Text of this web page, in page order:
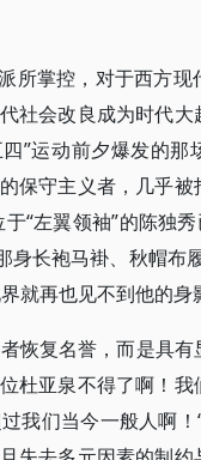
所掌控，对于西方现
社会改良成为时代
四”运动前夕爆发的
保守主义者，几乎被
“左翼领袖”的陈独秀
身长袍马褂、秋帽布
就再也见不到他的身
恢复名誉，而是具有
杜亚泉不得了啊！我
我们当今一般人啊！